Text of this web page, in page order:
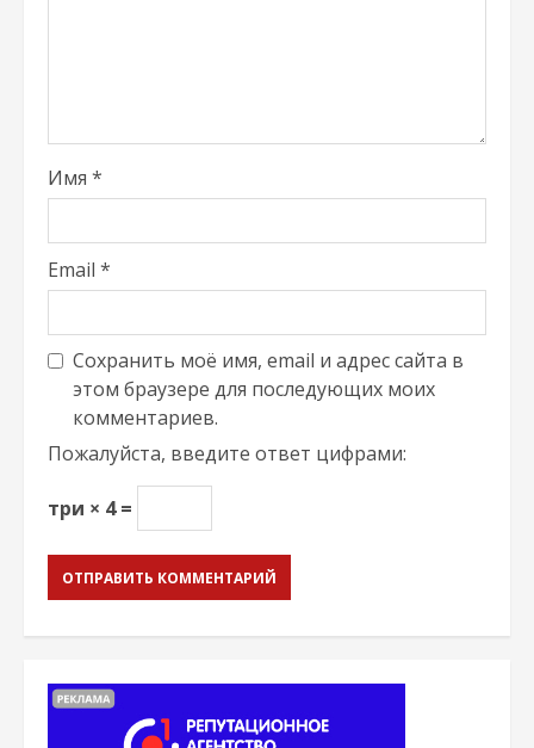
Имя *
Email *
Сохранить моё имя, email и адрес сайта в
этом браузере для последующих моих
комментариев.
Пожалуйста, введите ответ цифрами:
три × 4 =